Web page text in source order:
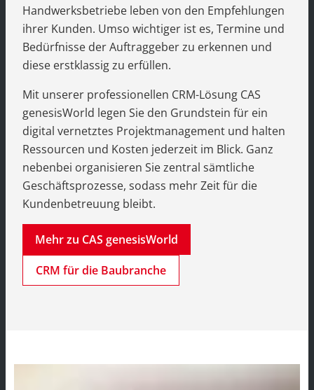
Handwerksbetriebe leben von den Empfehlungen
ihrer Kunden. Umso wichtiger ist es, Termine und
Bedürfnisse der Auftraggeber zu erkennen und
diese erstklassig zu erfüllen.
Mit unserer professionellen CRM-Lösung CAS
genesisWorld legen Sie den Grundstein für ein
digital vernetztes Projektmanagement und halten
Ressourcen und Kosten jederzeit im Blick. Ganz
nebenbei organisieren Sie zentral sämtliche
Geschäftsprozesse, sodass mehr Zeit für die
Kundenbetreuung bleibt.
Mehr zu CAS genesisWorld
CRM für die Baubranche